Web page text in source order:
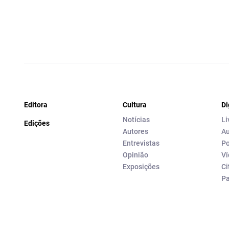
Editora
Edições
Cultura
Notícias
Autores
Entrevistas
Opinião
Exposições